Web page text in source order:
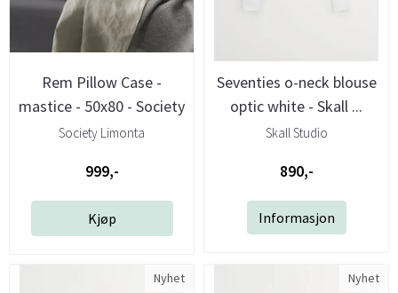
Rem Pillow Case -
mastice - 50x80 - Society
Society Limonta
999,-
Kjøp
Seventies o-neck blouse
optic white - Skall ...
Skall Studio
890,-
Informasjon
Nyhet Nyhet